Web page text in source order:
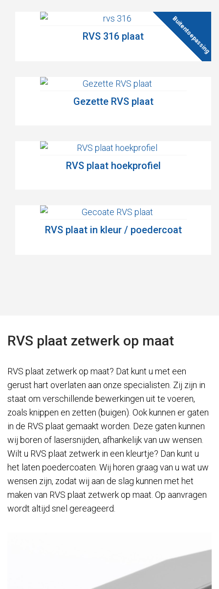
RVS 316 plaat
Gezette RVS plaat
RVS plaat hoekprofiel
RVS plaat in kleur / poedercoat
RVS plaat zetwerk op maat
RVS plaat zetwerk op maat? Dat kunt u met een
gerust hart overlaten aan onze specialisten. Zij zijn in
staat om verschillende bewerkingen uit te voeren,
zoals knippen en zetten (buigen). Ook kunnen er gaten
in de RVS plaat gemaakt worden. Deze gaten kunnen
wij boren of lasersnijden, afhankelijk van uw wensen.
Wilt u RVS plaat zetwerk in een kleurtje? Dan kunt u
het laten poedercoaten. Wij horen graag van u wat uw
wensen zijn, zodat wij aan de slag kunnen met het
maken van RVS plaat zetwerk op maat. Op aanvragen
wordt altijd snel gereageerd.